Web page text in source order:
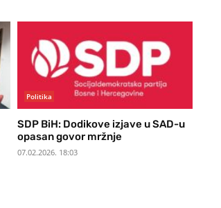
Politika
SDP BiH: Dodikove izjave u SAD-u
opasan govor mržnje
07.02.2026. 18:03